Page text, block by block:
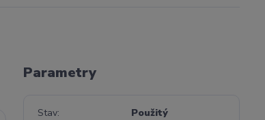
Parametry
Stav Použitý